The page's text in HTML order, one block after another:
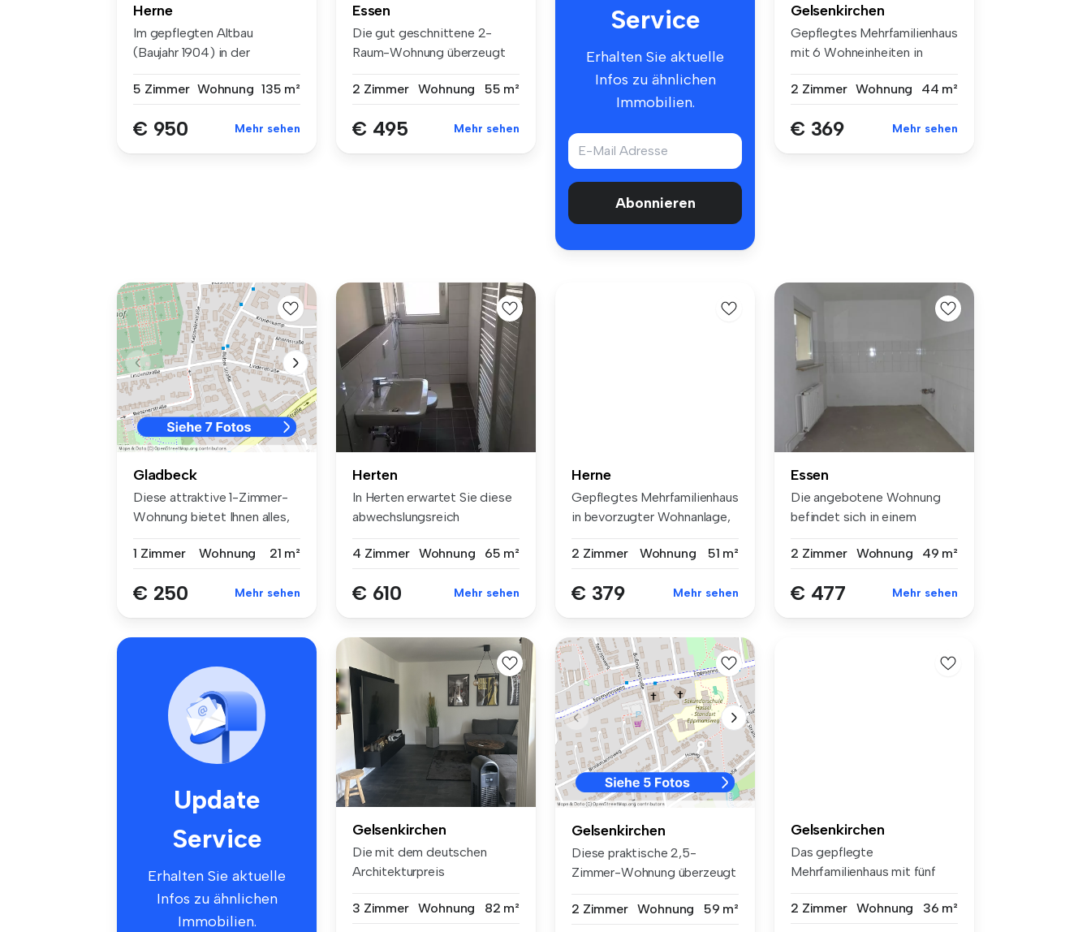
Herne
Im gepflegten Altbau
(Baujahr 1904) in der
5 Zimmer Wohnung 135 m²
€ 950 Mehr sehen
Essen
Die gut geschnittene 2-
Raum-Wohnung überzeugt
2 Zimmer
Wohnung 55 m²
€ 495 Mehr sehen
Service
Erhalten Sie aktuelle
Infos zu ähnlichen
Immobilien.
Abonnieren
Gelsenkirchen
Gepflegtes Mehrfamilienhaus
mit 6 Wohneinheiten in
2 Zimmer Wohnung 44 m²
€ 369 Mehr sehen
Gladbeck
Diese attraktive 1-Zimmer-
Wohnung bietet Ihnen alles,
1 Zimmer
Wohnung 21 m²
€ 250 Mehr sehen
Herten
In Herten erwartet Sie diese
abwechslungsreich
4 Zimmer Wohnung 65 m²
€ 610 Mehr sehen
Herne
Gepflegtes Mehrfamilienhaus
in bevorzugter Wohnanlage,
2 Zimmer
Wohnung 51 m²
€ 379 Mehr sehen
Essen
Die angebotene Wohnung
befindet sich in einem
2 Zimmer Wohnung 49 m²
€ 477 Mehr sehen
Update
Service
Erhalten Sie aktuelle
Infos zu ähnlichen
Immobilien.
Gelsenkirchen
Die mit dem deutschen
Architekturpreis
3 Zimmer
Wohnung 82 m²
Gelsenkirchen
Diese praktische 2,5-
Zimmer-Wohnung überzeugt
2 Zimmer
Wohnung 59 m²
Gelsenkirchen
Das gepflegte
Mehrfamilienhaus mit fünf
2 Zimmer
Wohnung 36 m²